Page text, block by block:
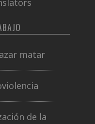
matar
de la